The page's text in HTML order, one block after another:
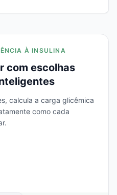
À INSULINA
com escolhas
calcula a carga glicêmica
como cada